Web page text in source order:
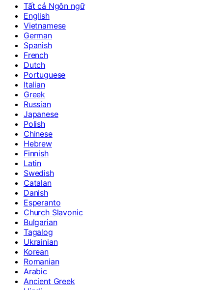
Tất cả Ngôn ngữ
English
Vietnamese
German
Spanish
French
Dutch
Portuguese
Italian
Greek
Russian
Japanese
Polish
Chinese
Hebrew
Finnish
Latin
Swedish
Catalan
Danish
Esperanto
Church Slavonic
Bulgarian
Tagalog
Ukrainian
Korean
Romanian
Arabic
Ancient Greek